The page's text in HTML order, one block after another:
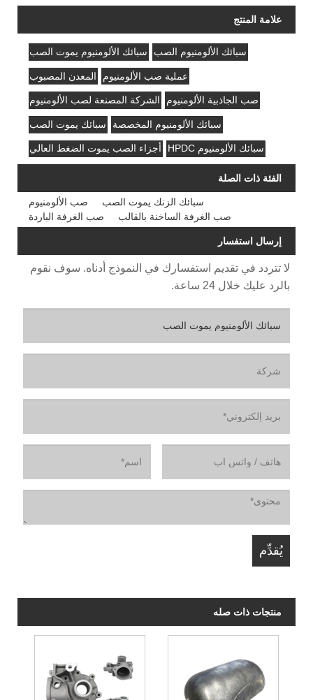
علامة المنتج
سبائك الألومنيوم يموت الصب سبائك الألومنيوم الصب
المعدن المصبوب عملية صب الألومنيوم
الشركة المصنعة لصب الألومنيوم صب الجاذبية الألومنيوم
سبائك يموت الصب سبائك الألومنيوم المخصصة
أجزاء الصب يموت الضغط العالي سبائك الألومنيوم HPDC
الفئة ذات الصلة
صب الألومنيوم
سبائك الزنك يموت الصب
صب الغرفة الباردة
صب الغرفة الساخنة بالقالب
إرسال استفسار
لا تتردد في تقديم استفسارك في النموذج أدناه. سوف نقوم
بالرد عليك خلال 24 ساعة.
منتجات ذات صله